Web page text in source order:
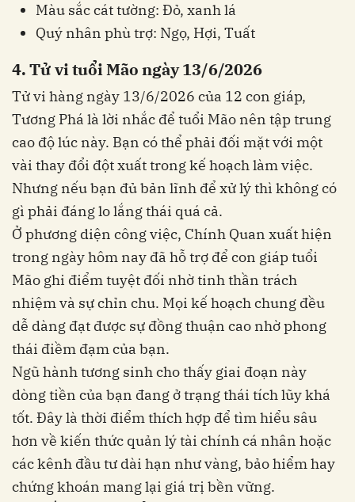
Màu sắc cát tường: Đỏ, xanh lá
Quý nhân phù trợ: Ngọ, Hợi, Tuất
4. Tử vi tuổi Mão ngày 13/6/2026
Tử vi hàng ngày 13/6/2026 của 12 con giáp,
Tương Phá là lời nhắc để tuổi Mão nên tập trung
cao độ lúc này. Bạn có thể phải đối mặt với một
vài thay đổi đột xuất trong kế hoạch làm việc.
Nhưng nếu bạn đủ bản lĩnh để xử lý thì không có
gì phải đáng lo lắng thái quá cả.
Ở phương diện công việc, Chính Quan xuất hiện
trong ngày hôm nay đã hỗ trợ để con giáp tuổi
Mão ghi điểm tuyệt đối nhờ tinh thần trách
nhiệm và sự chỉn chu. Mọi kế hoạch chung đều
dễ dàng đạt được sự đồng thuận cao nhờ phong
thái điềm đạm của bạn.
Ngũ hành tương sinh cho thấy giai đoạn này
dòng tiền của bạn đang ở trạng thái tích lũy khá
tốt. Đây là thời điểm thích hợp để tìm hiểu sâu
hơn về kiến thức quản lý tài chính cá nhân hoặc
các kênh đầu tư dài hạn như vàng, bảo hiểm hay
chứng khoán mang lại giá trị bền vững.